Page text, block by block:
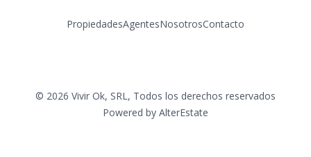
PropiedadesAgentesNosotrosContacto
© 2026 Vivir Ok, SRL, Todos los derechos reservados
Powered by AlterEstate